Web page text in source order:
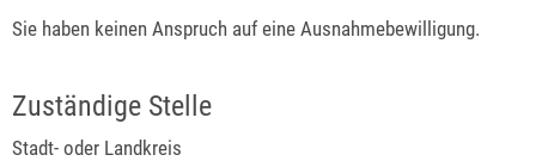
Sie haben keinen Anspruch auf eine Ausnahmebewilligung.
Zuständige Stelle
Stadt- oder Landkreis